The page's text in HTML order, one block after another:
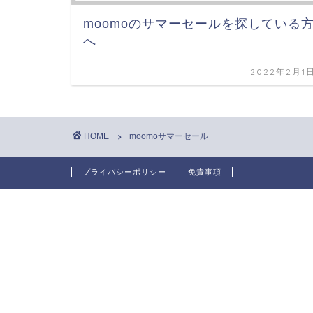
moomoのサマーセールを探している
へ
2022年2月1
HOME moomoサマーセール
プライバシーポリシー 免責事項